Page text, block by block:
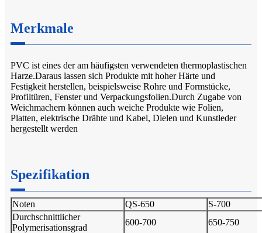
Merkmale
PVC ist eines der am häufigsten verwendeten thermoplastischen
Harze.Daraus lassen sich Produkte mit hoher Härte und
Festigkeit herstellen, beispielsweise Rohre und Formstücke,
Profiltüren, Fenster und Verpackungsfolien.Durch Zugabe von
Weichmachern können auch weiche Produkte wie Folien,
Platten, elektrische Drähte und Kabel, Dielen und Kunstleder
hergestellt werden
Spezifikation
Noten QS-650
S-700
Durchschnittlicher
Polymerisationsgrad
600-700
650-750